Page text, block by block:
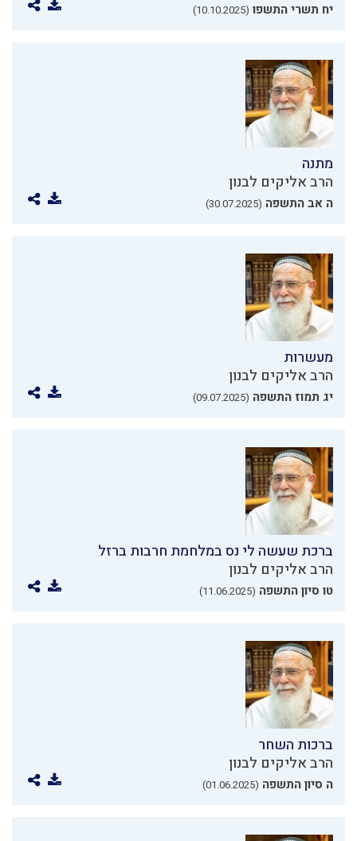
יח תשרי התשפו (10.10.2025)
מתנה
הרב אליקים לבנון
ה אב התשפה (30.07.2025)
מעשרות
הרב אליקים לבנון
יג תמוז התשפה (09.07.2025)
ברכת שעשה לי נס במלחמת חרבות ברזל
הרב אליקים לבנון
טו סיון התשפה (11.06.2025)
ברכות השחר
הרב אליקים לבנון
ה סיון התשפה (01.06.2025)